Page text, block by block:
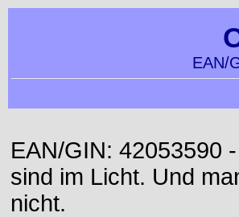
EAN/
EAN/GIN: 42053590
sind im Licht. Und
nicht.